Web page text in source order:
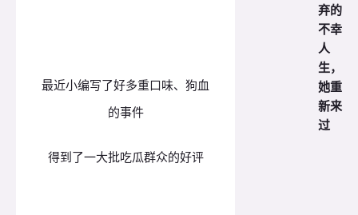
最近小编写了好多重口味、狗血
的事件
得到了一大批吃瓜群众的好评
弃的
不幸
人
生，
她重
新来
过